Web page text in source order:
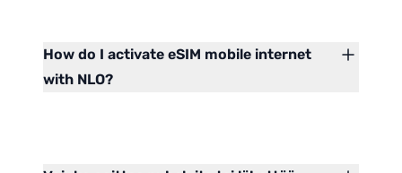
How do I activate eSIM mobile internet
with NLO?